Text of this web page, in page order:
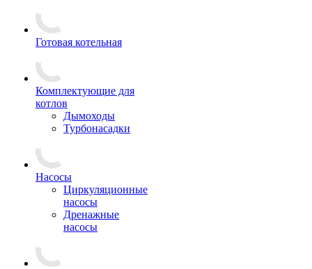
Готовая котельная
Комплектующие для
котлов
Дымоходы
Турбонасадки
Насосы
Циркуляционные
насосы
Дренажные
насосы